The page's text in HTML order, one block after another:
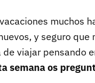
muchos
y seguro
viajar pensando
semana os